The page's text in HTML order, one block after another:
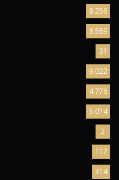
8.256
8.589
31
9.022
4.776
5.014
2
117
314